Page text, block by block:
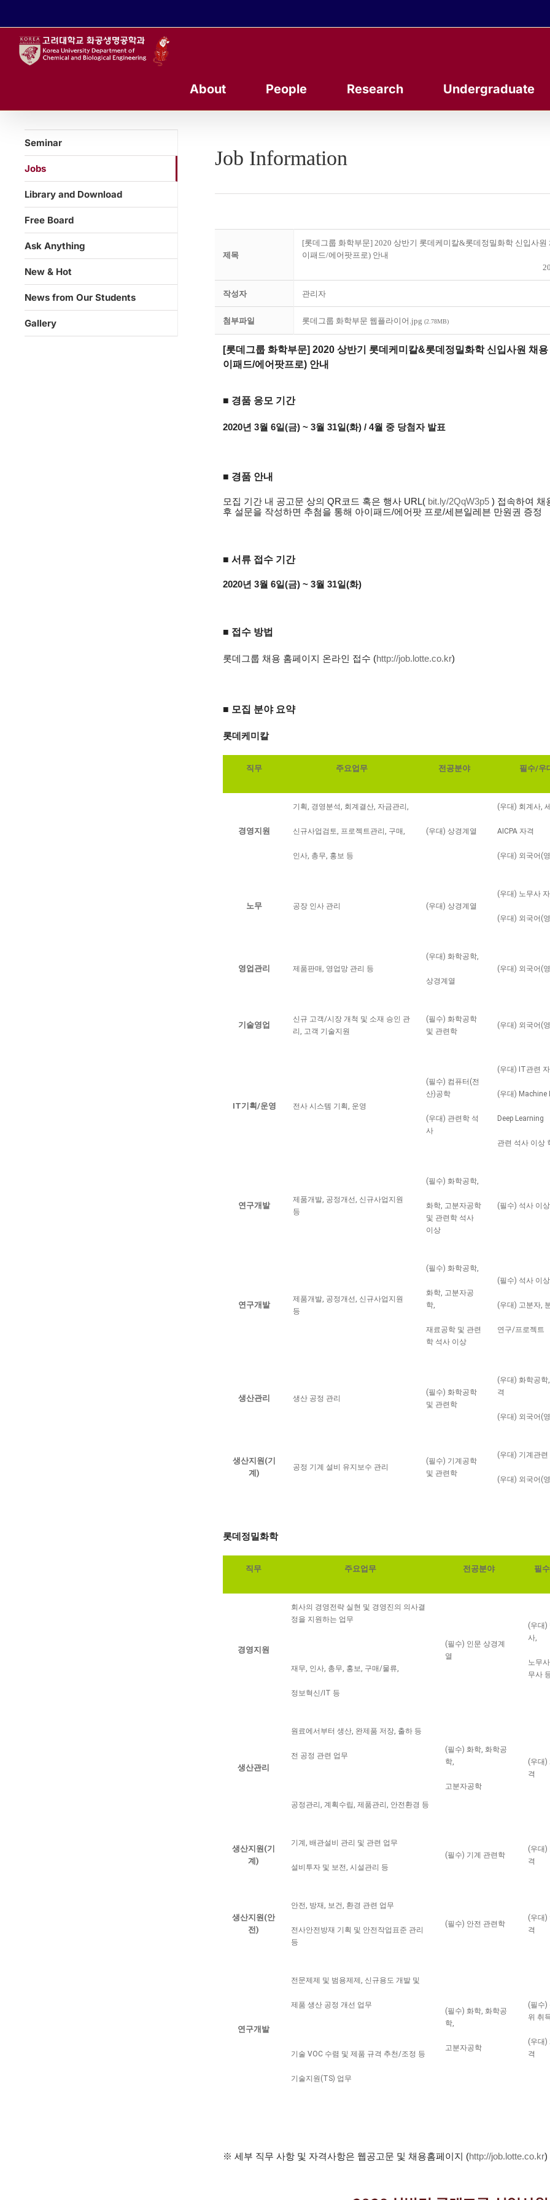
About People Research Undergraduate
Job Information
제목
[롯데그룹 화학부문] 2020 상반기 롯데케미칼&롯데정밀화학 신입사원
이패드/에어팟프로) 안내
작성자 관리자
첨부파일 롯데그룹 화학부문 웹플라이어.jpg (2.78MB)
[롯데그룹 화학부문] 2020 상반기 롯데케미칼&롯데정밀화학 신입사원 채용
이패드/에어팟프로) 안내
■ 경품 응모 기간
2020년 3월 6일(금) ~ 3월 31일(화) / 4월 중 당첨자 발표
■ 경품 안내
모집 기간 내 공고문 상의 QR코드 혹은 행사 URL( bit.ly/2QqW3p5) 접속하여 채
후 설문을 작성하면 추첨을 통해 아이패드/에어팟 프로/세븐일레븐 만원권 증정
■ 서류 접수 기간
2020년 3월 6일(금) ~ 3월 31일(화)
■ 접수 방법
롯데그룹 채용 홈페이지 온라인 접수 (http://job.lotte.co.kr)
■ 모집 분야 요약
롯데케미칼
직무 주요업무 전공분야 필수/우
경영지원
기획, 경영분석, 회계결산, 자금관리,
신규사업검토, 프로젝트관리, 구매,
인사, 총무, 홍보 등
(우대) 상경계열
(우대) 회계사,
AICPA 자격
(우대) 외국어(
노무 공장 인사 관리 (우대) 상경계열
(우대) 노무사
(우대) 외국어(
영업관리 제품판매, 영업망 관리 등
(우대) 화학공학,
상경계열
(우대) 외국어(
기술영업
신규 고객/시장 개척 및 소재 승인 관
리, 고객 기술지원
(필수) 화학공학
및 관련학
(우대) 외국어(
IT기획/운영 전사 시스템 기획, 운영
(필수) 컴퓨터(전
산)공학
(우대) 관련학 석
사
(우대) IT관련
(우대) Machine
Deep Learning
관련 석사 이상
연구개발
제품개발, 공정개선, 신규사업지원
등
(필수) 화학공학,
화학, 고분자공학
및 관련학 석사
이상
(필수) 석사 이
연구개발
제품개발, 공정개선, 신규사업지원
등
(필수) 화학공학,
화학, 고분자공
학,
재료공학 및 관련
학 석사 이상
(필수) 석사 이
(우대) 고분자,
연구/프로젝트
생산관리 생산 공정 관리
(필수) 화학공학
및 관련학
(우대) 화학공학,
격
(우대) 외국어(
생산지원(기
계)
공정 기계 설비 유지보수 관리
(필수) 기계공학
및 관련학
(우대) 기계관련
(우대) 외국어(
롯데정밀화학
직무 주요업무 전공분야 필
경영지원
회사의 경영전략 실현 및 경영진의 의사결
정을 지원하는 업무
재무, 인사, 총무, 홍보, 구매/물류,
정보혁신/IT 등
(필수) 인문 상경계
열
(우대)
사,
노무
무사
생산관리
원료에서부터 생산, 완제품 저장, 출하 등
전 공정 관련 업무
공정관리, 계획수립, 제품관리, 안전환경 등
(필수) 화학, 화학공
학,
고분자공학
(우대)
격
생산지원(기
계)
기계, 배관설비 관리 및 관련 업무
설비투자 및 보전, 시설관리 등
(필수) 기계 관련학
(우대)
격
생산지원(안
전)
안전, 방재, 보건, 환경 관련 업무
전사안전방재 기획 및 안전작업표준 관리
등
(필수) 안전 관련학
(우대)
격
연구개발
전문제제 및 범용제제, 신규용도 개발 및
제품 생산 공정 개선 업무
기술 VOC 수렴 및 제품 규격 추천/조정 등
기술지원(TS) 업무
(필수) 화학, 화학공
학,
고분자공학
(필수)
위 취
(우대)
격
※ 세부 직무 사항 및 자격사항은 웹공고문 및 채용홈페이지 (http://job.lotte.co.kr)
Seminar
Jobs
Library and Download
Free Board
Ask Anything
New & Hot
News from Our Students
Gallery